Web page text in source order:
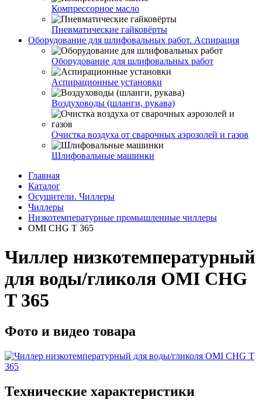
Компрессорное масло
Пневматические гайковёрты
Оборудование для шлифовальных работ. Аспирация
Оборудование для шлифовальных работ
Аспирационные установки
Воздуховоды (шланги, рукава)
Очистка воздуха от сварочных аэрозолей и газов
Шлифовальные машинки
Главная
Каталог
Осушители. Чиллеры
Чиллеры
Низкотемпературные промышленные чиллеры
OMI CHG T 365
Чиллер низкотемпературный
для воды/гликоля OMI CHG
T 365
Фото и видео товара
Технические характеристики